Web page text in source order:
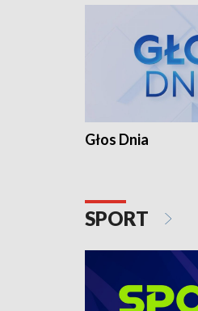
Głos Dnia
SPORT